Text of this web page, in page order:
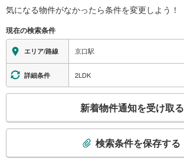
※段差なしでの移動経路
地上⇔ホーム：×
気になる物件がなかったら条件を変更しよう！
現在の検索条件
エリア/路線 京口駅
詳細条件 2LDK
検
新着物件通知を受け取る
検索条件を保存する